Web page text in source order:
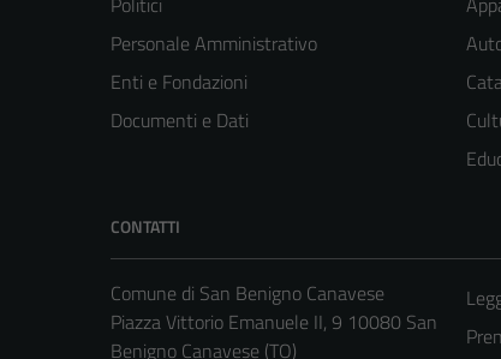
Personale Amministrativo
Enti e Fondazioni
Documenti e Dati
CONTATTI
Comune di San Benigno Canavese
Piazza Vittorio Emanuele II, 9 10080 San
Benigno Canavese (TO)